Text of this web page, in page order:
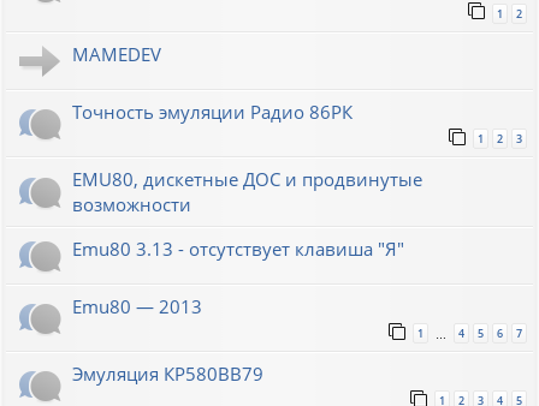
1 2
MAMEDEV
Точность эмуляции Радио 86РК
1 2 3
EMU80, дискетные ДОС и продвинутые
возможности
Emu80 3.13 - отсутствует клавиша "Я"
Emu80 — 2013
1 4 5 6 7
Эмуляция КР580ВВ79
1 2 3 4 5